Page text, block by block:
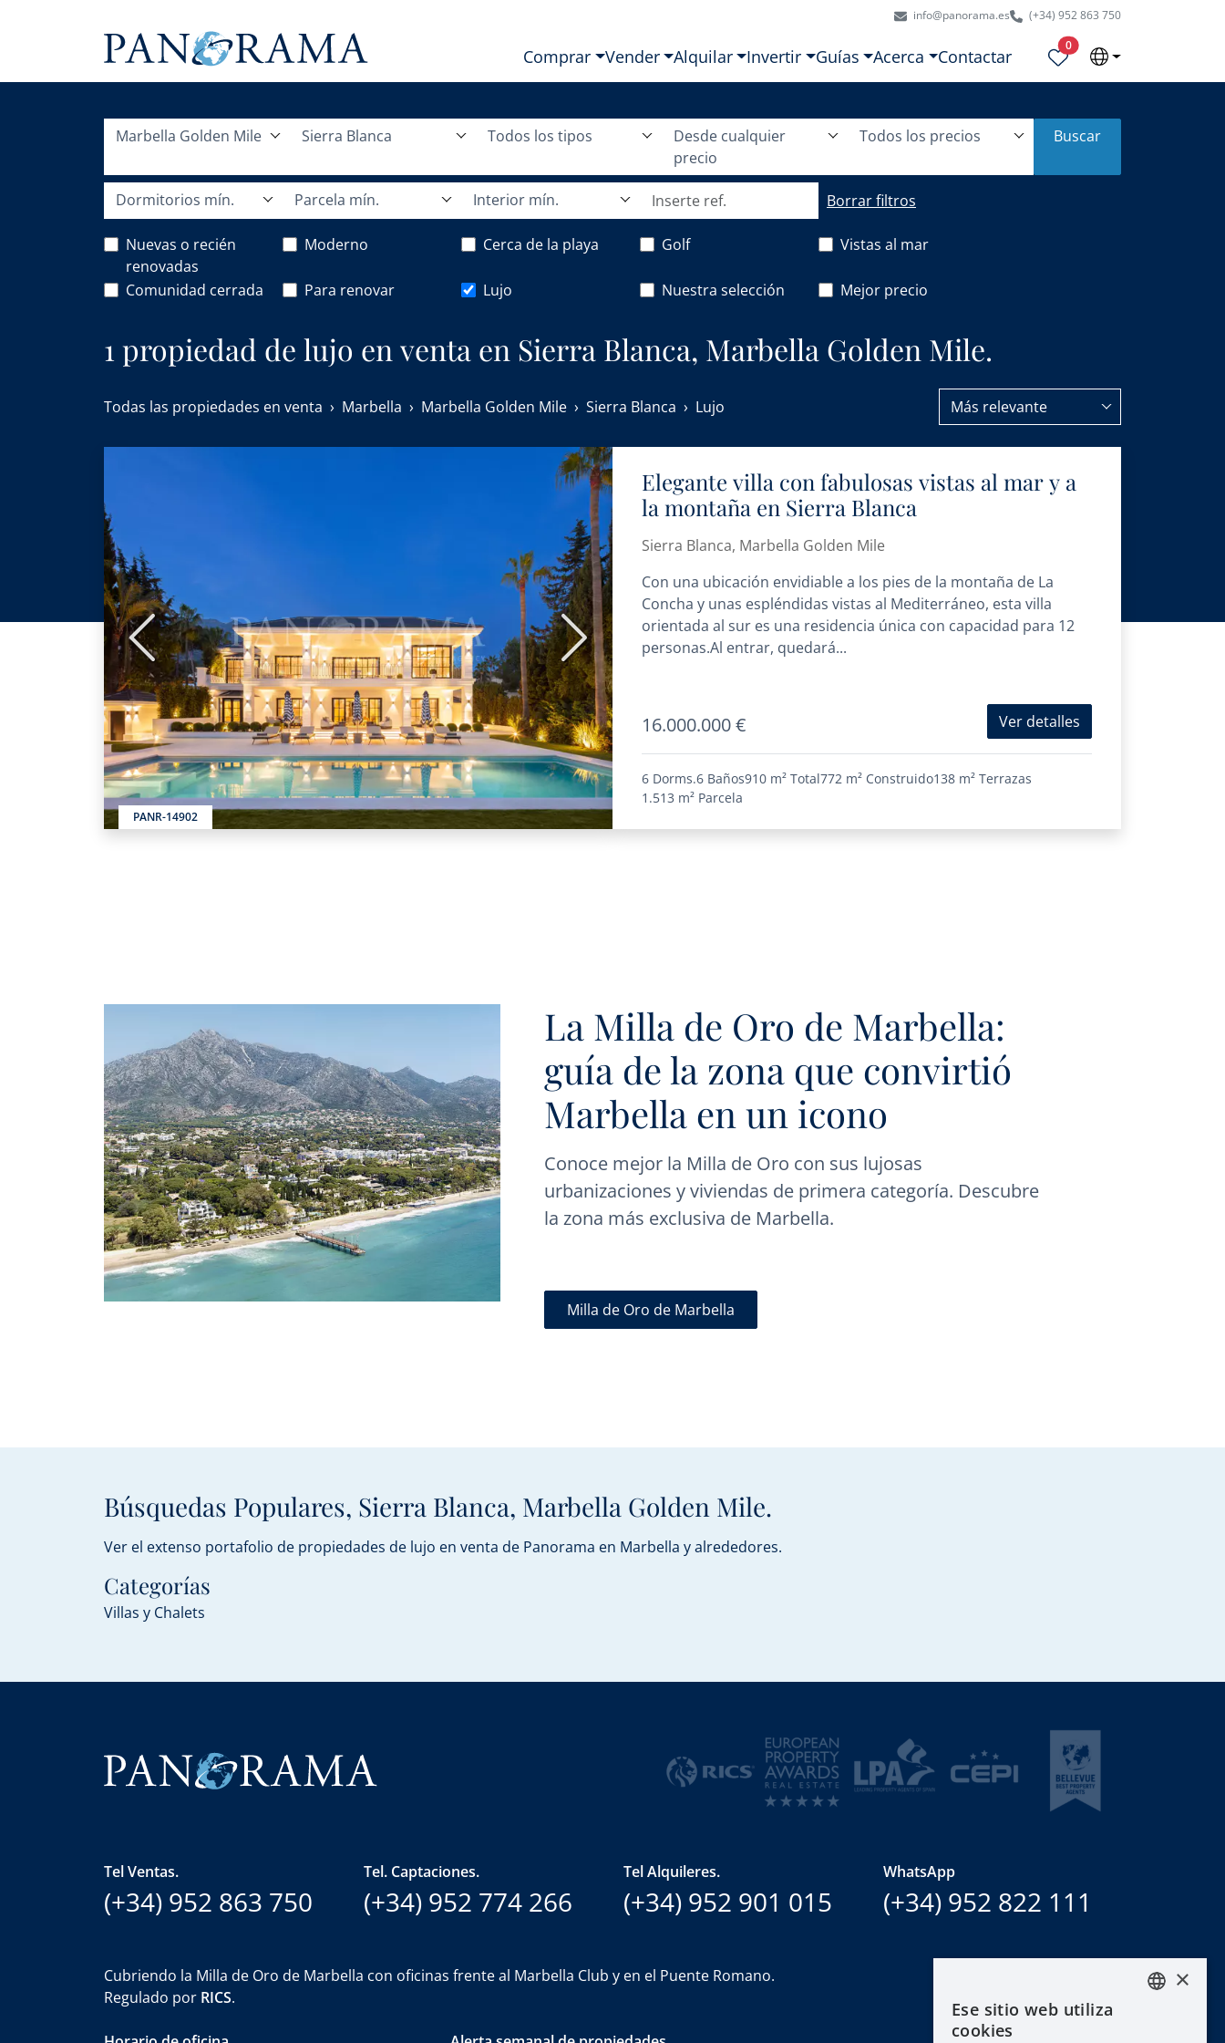
info@panorama.es (+34) 952 863 750
Comprar Vender Alquilar Invertir Guías Acerca Contactar
0Propiedades seleccionadas
Marbella Golden Mile Sierra Blanca Todos los tipos
Desde cualquier
precio
Todos los precios Buscar
Dormitorios mín. Parcela mín. Interior mín. Borrar filtros
Nuevas o recién
renovadas
Moderno Cerca de la playa Golf Vistas al mar
Comunidad cerrada Para renovar Lujo Nuestra selección Mejor precio
1 propiedad de lujo en venta en Sierra Blanca, Marbella Golden Mile.
Todas las propiedades en venta Marbella Marbella Golden Mile Sierra Blanca Lujo Más relevante
PANR-14902
Anterior Siguiente
Elegante villa con fabulosas vistas al mar y a
la montaña en Sierra Blanca
Sierra Blanca, Marbella Golden Mile
Con una ubicación envidiable a los pies de la montaña de La
Concha y unas espléndidas vistas al Mediterráneo, esta villa
orientada al sur es una residencia única con capacidad para 12
personas.Al entrar, quedará...
16.000.000 € Ver detalles
6 Dorms.6 Baños910 m² Total772 m² Construido138 m² Terrazas
1.513 m² Parcela
La Milla de Oro de Marbella:
guía de la zona que convirtió
Marbella en un icono
Conoce mejor la Milla de Oro con sus lujosas
urbanizaciones y viviendas de primera categoría. Descubre
la zona más exclusiva de Marbella.
Milla de Oro de Marbella
Búsquedas Populares, Sierra Blanca, Marbella Golden Mile.
Ver el extenso portafolio de propiedades de lujo en venta de Panorama en Marbella y alrededores.
Categorías
Villas y Chalets
Tel Ventas.
(+34) 952 863 750
Tel. Captaciones.
(+34) 952 774 266
Tel Alquileres.
(+34) 952 901 015
WhatsApp
(+34) 952 822 111
Cubriendo la Milla de Oro de Marbella con oficinas frente al Marbella Club y en el Puente Romano.
Regulado por RICS.
×
Ese sitio web utiliza
cookies